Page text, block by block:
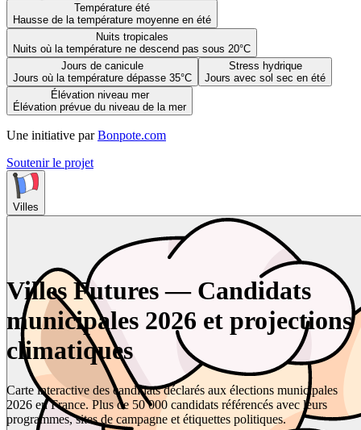
Température été
Hausse de la température moyenne en été
Nuits tropicales
Nuits où la température ne descend pas sous 20°C
Jours de canicule
Jours où la température dépasse 35°C
Stress hydrique
Jours avec sol sec en été
Élévation niveau mer
Élévation prévue du niveau de la mer
Une initiative par Bonpote.com
Soutenir le projet
Villes
Villes Futures — Candidats
municipales 2026 et projections
climatiques
Carte interactive des candidats déclarés aux élections municipales
2026 en France. Plus de 50 000 candidats référencés avec leurs
programmes, sites de campagne et étiquettes politiques.